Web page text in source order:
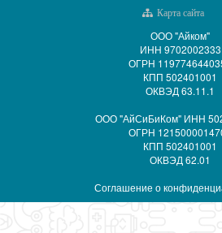
Карта сайта
ООО "Айком"
ИНН 9702002333
ОГРН
КПП 502401001
ОКВЭД 63.11.1
ООО "АйСиБиКом" ИНН
ОГРН
КПП 502401001
ОКВЭД 62.01
Соглашение о